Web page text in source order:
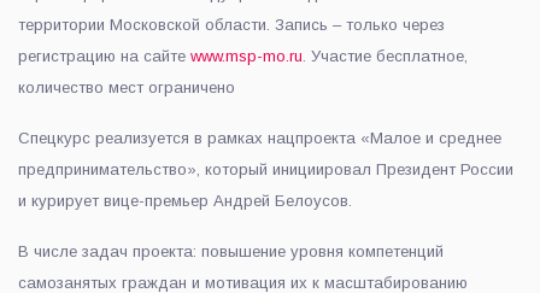
территории Московской области. Запись – только через
регистрацию на сайте www.msp-mo.ru . Участие бесплатное,
количество мест ограничено
Спецкурс реализуется в рамках нацпроекта «Малое и среднее
предпринимательство», который инициировал Президент России
и курирует вице-премьер Андрей Белоусов.
В числе задач проекта: повышение уровня компетенций
самозанятых граждан и мотивация их к масштабированию